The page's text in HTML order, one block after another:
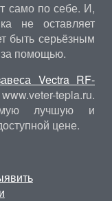
само по себе. И,
не оставляет
быть серьёзным
за помощью.
Vectra RF-
tepla.ru.
лучшую и
цене.